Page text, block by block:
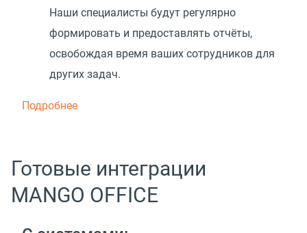
Наши специалисты будут регулярно
формировать и предоставлять отчёты,
освобождая время ваших сотрудников для
других задач.
Подробнее
Готовые интеграции
MANGO OFFICE